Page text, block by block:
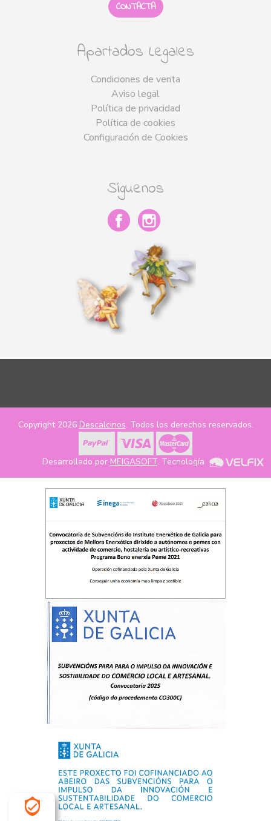
CONTACTA
Apartados Legales
Condiciones de venta
Aviso legal
Política de privacidad
Política de cookies
Configuración de Cookies
Síguenos
Copyright 2026 Descalcinos. Todos los derechos reservados.
Desarrollado por MEIGASOFT. Tecnología